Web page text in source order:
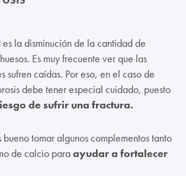
es la disminución de la cantidad de
Es muy frecuente ver que las
sufren caídas. Por eso, en el caso de
debe tener especial cuidado, puesto
de sufrir una fractura.
bueno tomar algunos complementos tanto
de calcio paraayudar a fortalecer